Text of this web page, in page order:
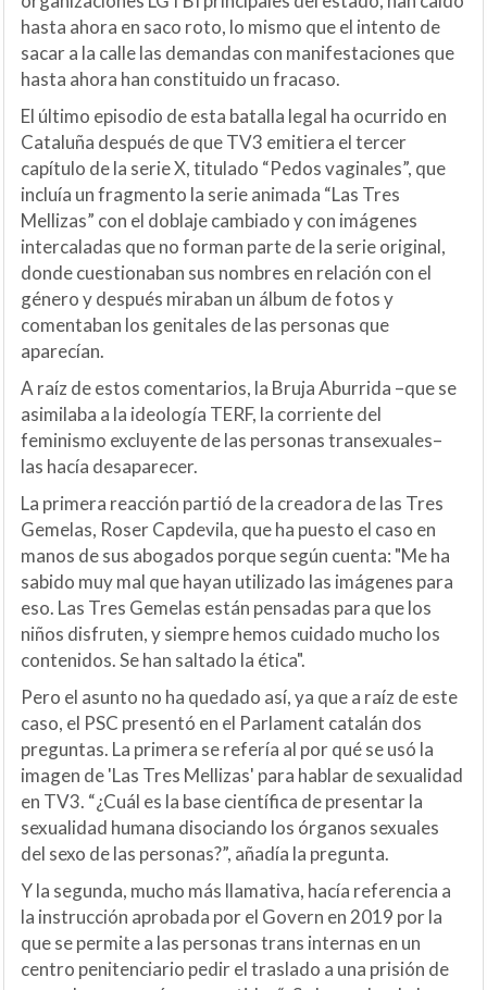
hasta ahora en saco roto, lo mismo que el intento de
sacar a la calle las demandas con manifestaciones que
hasta ahora han constituido un fracaso.
El último episodio de esta batalla legal ha ocurrido en
Cataluña después de que TV3 emitiera el tercer
capítulo de la serie X, titulado “Pedos vaginales”, que
incluía un fragmento la serie animada “Las Tres
Mellizas” con el doblaje cambiado y con imágenes
intercaladas que no forman parte de la serie original,
donde cuestionaban sus nombres en relación con el
género y después miraban un álbum de fotos y
comentaban los genitales de las personas que
aparecían.
A raíz de estos comentarios, la Bruja Aburrida –que se
asimilaba a la ideología TERF, la corriente del
feminismo excluyente de las personas transexuales–
las hacía desaparecer.
La primera reacción partió de la creadora de las Tres
Gemelas, Roser Capdevila, que ha puesto el caso en
manos de sus abogados porque según cuenta: "Me ha
sabido muy mal que hayan utilizado las imágenes para
eso. Las Tres Gemelas están pensadas para que los
niños disfruten, y siempre hemos cuidado mucho los
contenidos. Se han saltado la ética".
Pero el asunto no ha quedado así, ya que a raíz de este
caso, el PSC presentó en el Parlament catalán dos
preguntas. La primera se refería al por qué se usó la
imagen de 'Las Tres Mellizas' para hablar de sexualidad
en TV3. “¿Cuál es la base científica de presentar la
sexualidad humana disociando los órganos sexuales
del sexo de las personas?”, añadía la pregunta.
Y la segunda, mucho más llamativa, hacía referencia a
la instrucción aprobada por el Govern en 2019 por la
que se permite a las personas trans internas en un
centro penitenciario pedir el traslado a una prisión de